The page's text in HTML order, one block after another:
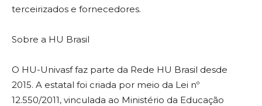
terceirizados e fornecedores.
Sobre a HU Brasil
O HU-Univasf faz parte da Rede HU Brasil desde
2015. A estatal foi criada por meio da Lei nº
12.550/2011, vinculada ao Ministério da Educação